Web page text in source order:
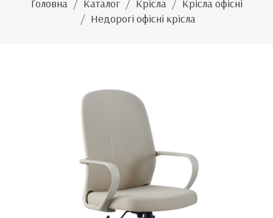
Головна Каталог Крісла
Крісла офісні
Недорогі офісні крісла